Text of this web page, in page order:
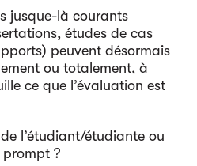
jusque-là courants
études de cas
peuvent désormais
ou totalement, à
ce que l’évaluation est
l’étudiant/étudiante ou
prompt ?